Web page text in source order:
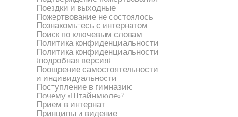
Поездки и выходные
Пожертвование не состоялось
Познакомьтесь с интернатом
Поиск по ключевым словам
Политика конфиденциальности
Политика конфиденциальности
(подробная версия)
Поощрение самостоятельности
и индивидуальности
Поступление в гимназию
Почему «Штайнмюле»?
Прием в интернат
Принципы и видение